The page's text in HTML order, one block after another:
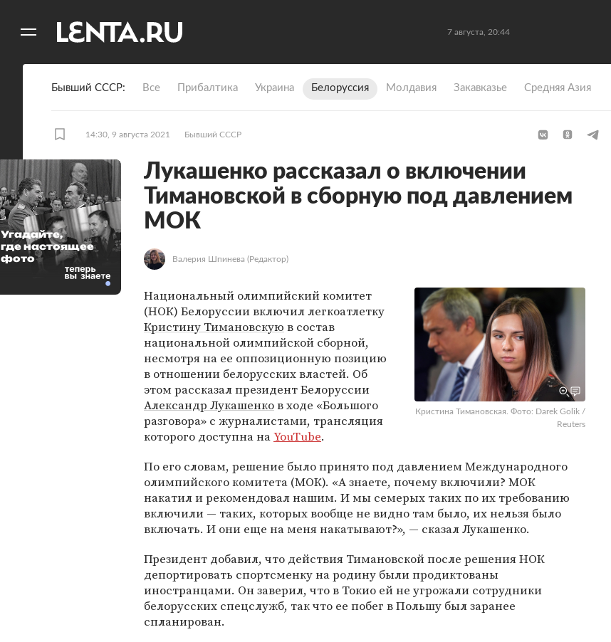
7 августа, 20:44
Бывший СССР Все Прибалтика Украина Белоруссия Молдавия Закавказье Средняя Азия
14:30, 9 августа 2021 Бывший СССР
Лукашенко рассказал о включении
Тимановской в сборную под давлением
МОК
Валерия Шпинева (Редактор)
Кристина Тимановская. Фото: Darek Golik /
Reuters
Национальный олимпийский комитет
(НОК) Белоруссии включил легкоатлетку
Кристину Тимановскую в состав
национальной олимпийской сборной,
несмотря на ее оппозиционную позицию
в отношении белорусских властей. Об
этом рассказал президент Белоруссии
Александр Лукашенков ходе «Большого
разговора» с журналистами, трансляция
которого доступна наYouTube.
По его словам, решение было принято под давлением Международного
олимпийского комитета (МОК). «А знаете, почему включили? МОК
накатил и рекомендовал нашим. И мы семерых таких по их требованию
включили — таких, которых вообще не видно там было, их нельзя было
включать. И они еще на меня накатывают?», — сказал Лукашенко.
Президент добавил, что действия Тимановской после решения НОК
депортировать спортсменку на родину были продиктованы
иностранцами. Он заверил, что в Токио ей не угрожали сотрудники
белорусских спецслужб, так что ее побег в Польшу был заранее
спланирован.
Угадайте,
где настоящее
фото